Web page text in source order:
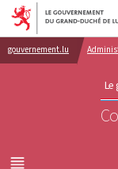
gouvernement.lu
Le